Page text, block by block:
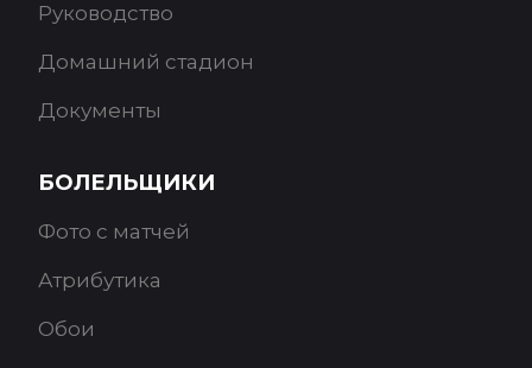
Руководство
Домашний стадион
Документы
БОЛЕЛЬЩИКИ
Фото с матчей
Атрибутика
Обои